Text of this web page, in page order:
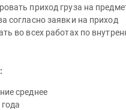
приход груза на
согласно заявки на приход
во всех работах по
среднее